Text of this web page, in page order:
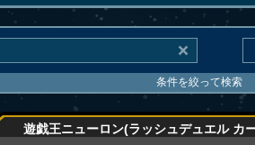
条件を絞って検索
遊戯王ニューロン(ラッシュデュエル カ